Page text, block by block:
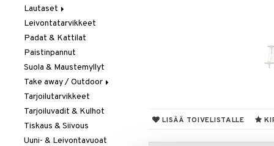
LISÄÄ TOIVELISTALLE
Juomalasit
Olutlasit
Shamppanjalasit
Snapsi- & Aveclasit
Viinilasit
Whiskey- & Konjakkilasit
Lautaset
Asetit
Ruokalautaset
Syvät lautaset
Leivontatarvikkeet
Padat & Kattilat
Paistinpannut
Suola & Maustemyllyt
Take away / Outdoor
Eväslaatikot
Pullot
Termoskannut
Termosmukit
Tarjoilutarvikkeet
Tarjoiluvadit & Kulhot
Tiskaus & Siivous
Uuni- & Leivontavuoat